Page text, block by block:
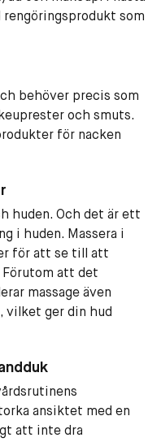
som
behöver precis som
och smuts.
för nacken
huden. Och det är ett
i huden. Massera i
för att se till att
Förutom att det
massage även
vilket ger din hud
ansiktet med en
att inte dra